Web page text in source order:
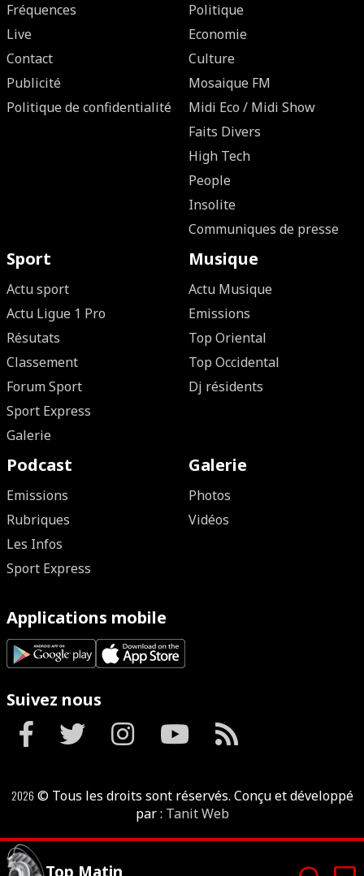
Fréquences
Live
Contact
Publicité
Politique de confidentialité
Politique
Economie
Culture
Mosaique FM
Midi Eco / Midi Show
Faits Divers
High Tech
People
Insolite
Communiques de presse
Sport
Actu sport
Actu Ligue 1 Pro
Résutats
Classement
Forum Sport
Sport Express
Galerie
Musique
Actu Musique
Emissions
Top Oriental
Top Occidental
Dj résidents
Podcast
Emissions
Rubriques
Les Infos
Sport Express
Galerie
Photos
Vidéos
Applications mobile
Suivez nous
2026 © Tous les droits sont réservés. Conçu et développé
par : Tanit Web
Top Matin